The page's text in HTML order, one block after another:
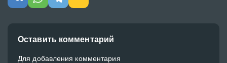
Оставить комментарий
Для добавления комментария